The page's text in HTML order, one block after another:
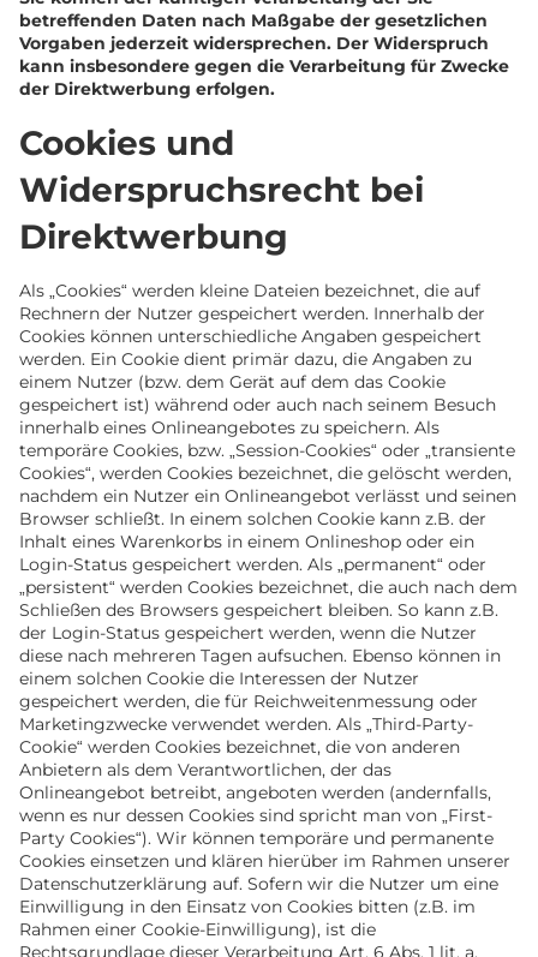
betreffenden Daten nach Maßgabe der gesetzlichen
Vorgaben jederzeit widersprechen. Der Widerspruch
kann insbesondere gegen die Verarbeitung für Zwecke
der Direktwerbung erfolgen.
Cookies und
Widerspruchsrecht bei
Direktwerbung
Als „Cookies“ werden kleine Dateien bezeichnet, die auf
Rechnern der Nutzer gespeichert werden. Innerhalb der
Cookies können unterschiedliche Angaben gespeichert
werden. Ein Cookie dient primär dazu, die Angaben zu
einem Nutzer (bzw. dem Gerät auf dem das Cookie
gespeichert ist) während oder auch nach seinem Besuch
innerhalb eines Onlineangebotes zu speichern. Als
temporäre Cookies, bzw. „Session-Cookies“ oder „transiente
Cookies“, werden Cookies bezeichnet, die gelöscht werden,
nachdem ein Nutzer ein Onlineangebot verlässt und seinen
Browser schließt. In einem solchen Cookie kann z.B. der
Inhalt eines Warenkorbs in einem Onlineshop oder ein
Login-Status gespeichert werden. Als „permanent“ oder
„persistent“ werden Cookies bezeichnet, die auch nach dem
Schließen des Browsers gespeichert bleiben. So kann z.B.
der Login-Status gespeichert werden, wenn die Nutzer
diese nach mehreren Tagen aufsuchen. Ebenso können in
einem solchen Cookie die Interessen der Nutzer
gespeichert werden, die für Reichweitenmessung oder
Marketingzwecke verwendet werden. Als „Third-Party-
Cookie“ werden Cookies bezeichnet, die von anderen
Anbietern als dem Verantwortlichen, der das
Onlineangebot betreibt, angeboten werden (andernfalls,
wenn es nur dessen Cookies sind spricht man von „First-
Party Cookies“). Wir können temporäre und permanente
Cookies einsetzen und klären hierüber im Rahmen unserer
Datenschutzerklärung auf. Sofern wir die Nutzer um eine
Einwilligung in den Einsatz von Cookies bitten (z.B. im
Rahmen einer Cookie-Einwilligung), ist die
Rechtsgrundlage dieser Verarbeitung Art. 6 Abs. 1 lit. a.